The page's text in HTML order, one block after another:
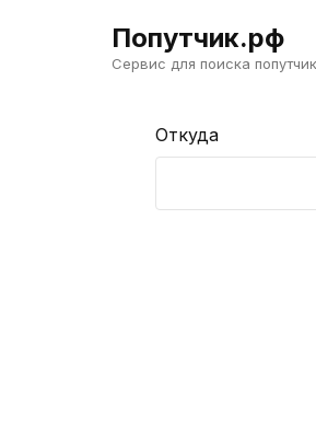
Попутчик.рф
Сервис для поиска
Откуда